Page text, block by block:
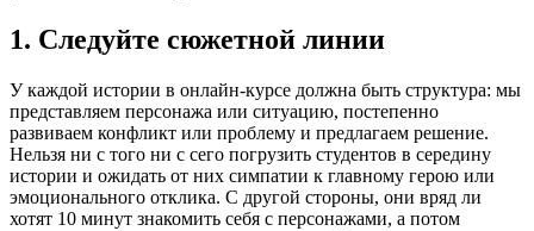
1. Следуйте сюжетной линии
У каждой истории в онлайн-курсе должна быть структура: мы
представляем персонажа или ситуацию, постепенно
развиваем конфликт или проблему и предлагаем решение.
Нельзя ни с того ни с сего погрузить студентов в середину
истории и ожидать от них симпатии к главному герою или
эмоционального отклика. С другой стороны, они вряд ли
хотят 10 минут знакомить себя с персонажами, а потом